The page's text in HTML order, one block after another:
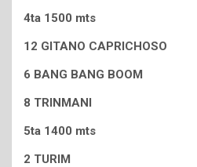
4ta 1500 mts
12 GITANO CAPRICHOSO
6 BANG BANG BOOM
8 TRINMANI
5ta 1400 mts
2 TURIM